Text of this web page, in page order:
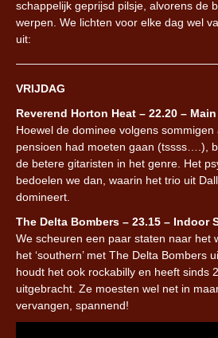
schappelijk geprijsd pilsje, alvorens de
werpen. We lichten voor elke dag wel
uit:
VRIJDAG
Reverend Horton Heat – 22.20 –
Hoewel de dominee volgens
pensioen had moeten gaan (tssss….),
de betere gitaristen in het genre. Het
bedoelen we dan, waarin het trio uit
domineert.
The Delta Bombers – 23.15 – Indoor
We scheuren een paar staten naar het
het ‘southern’ met The Delta Bombers
houdt het ook rockabilly en heeft sinds
uitgebracht. Ze moesten wel net in
vervangen, spannend!